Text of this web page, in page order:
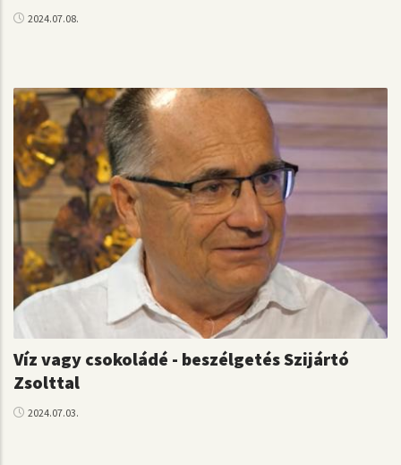
2024.07.08.
Víz vagy csokoládé - beszélgetés Szijártó
Zsolttal
2024.07.03.